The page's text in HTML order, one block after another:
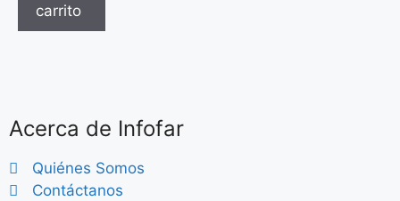
carrito
Acerca de Infofar
Quiénes Somos
Contáctanos